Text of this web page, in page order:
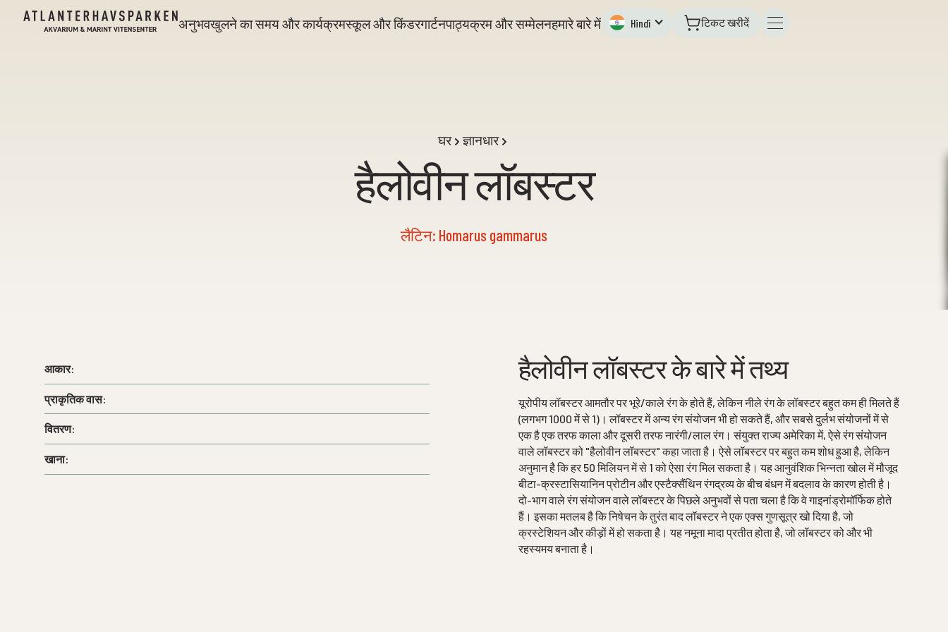
अनुभवखुलने का समय और कार्यक्रमस्कूल और किंडरगार्टनपाठ्यक्रम और सम्मेलनहमारे बारे में Hindī टिकट खरीदें
घर ज्ञानधार
हैलोवीन लॉबस्टर
लैटिन: Homarus gammarus
आकार:
प्राकृतिक वास:
वितरण:
खाना:
हैलोवीन लॉबस्टर के बारे में तथ्य
यूरोपीय लॉबस्टर आमतौर पर भूरे/काले रंग के होते हैं, लेकिन नीले रंग के लॉबस्टर बहुत कम ही मिलते हैं
(लगभग 1000 में से 1)। लॉबस्टर में अन्य रंग संयोजन भी हो सकते हैं, और सबसे दुर्लभ संयोजनों में से
एक है एक तरफ काला और दूसरी तरफ नारंगी/लाल रंग। संयुक्त राज्य अमेरिका में, ऐसे रंग संयोजन
वाले लॉबस्टर को "हैलोवीन लॉबस्टर" कहा जाता है। ऐसे लॉबस्टर पर बहुत कम शोध हुआ है, लेकिन
अनुमान है कि हर 50 मिलियन में से 1 को ऐसा रंग मिल सकता है। यह आनुवंशिक भिन्नता खोल में मौजूद
बीटा-क्रस्टासियानिन प्रोटीन और एस्टैक्सैंथिन रंगद्रव्य के बीच बंधन में बदलाव के कारण होती है।
दो-भाग वाले रंग संयोजन वाले लॉबस्टर के पिछले अनुभवों से पता चला है कि वे गाइनांड्रोमॉर्फिक होते
हैं। इसका मतलब है कि निषेचन के तुरंत बाद लॉबस्टर ने एक एक्स गुणसूत्र खो दिया है, जो
क्रस्टेशियन और कीड़ों में हो सकता है। यह नमूना मादा प्रतीत होता है, जो लॉबस्टर को और भी
रहस्यमय बनाता है।